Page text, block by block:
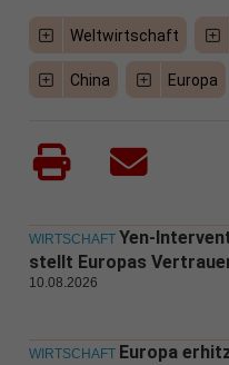
Weltwirtschaft
China Europa
WIRTSCHAFT Yen-
stellt Europas
10.08.2026
WIRTSCHAFT Europa